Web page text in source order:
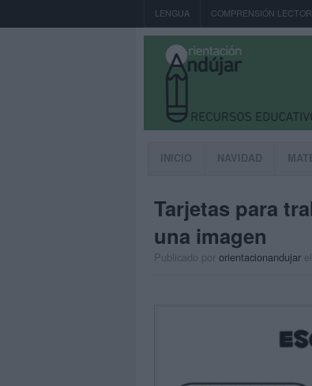
LENGUA COMPRENSIÓN
INICIO NAVIDAD
Tarjetas para
una imagen
Publicado por orientacionandujar